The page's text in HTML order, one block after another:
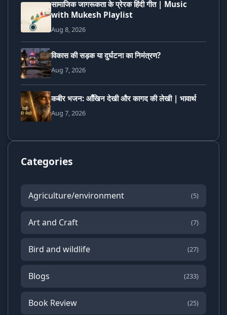
सामाजिक जागरूकता के प्रेरक हिंदी गीत | Music
with Mukesh Playlist
Aug 8, 2026
विकास की सड़क या दुर्घटना का निमंत्रण?
Aug 7, 2026
कबीर भजन: आँखिन देखी और कागद की लेखी | भावार्थ
Aug 7, 2026
Categories
Agriculture/environment (5)
Art and Craft (7)
Bird and wildlife (27)
Blogs (233)
Book Review (25)